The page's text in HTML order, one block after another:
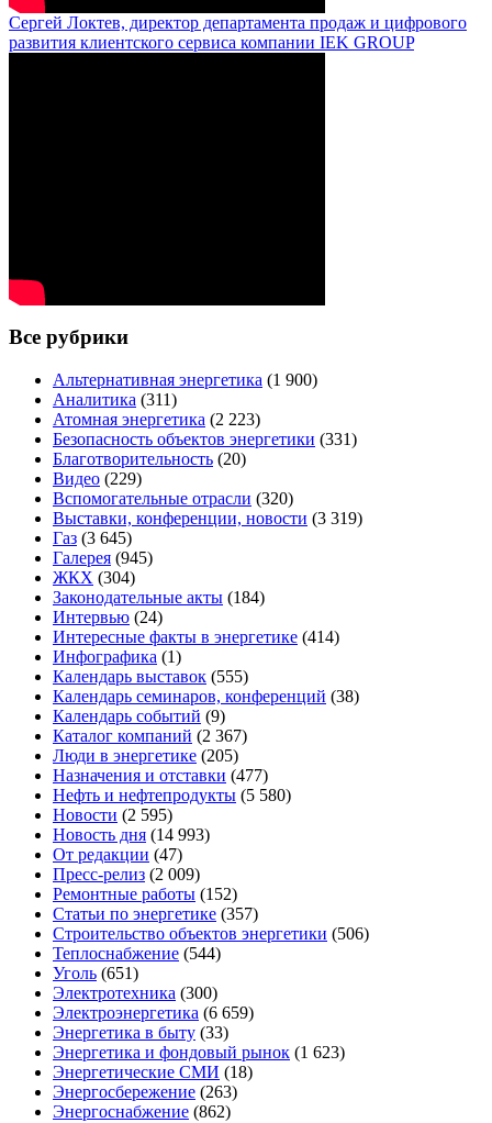
Сергей Локтев, директор департамента продаж и цифрового
развития клиентского сервиса компании IEK GROUP
Все рубрики
Альтернативная энергетика (1 900)
Аналитика (311)
Атомная энергетика (2 223)
Безопасность объектов энергетики (331)
Благотворительность (20)
Видео (229)
Вспомогательные отрасли (320)
Выставки, конференции, новости (3 319)
Газ (3 645)
Галерея (945)
ЖКХ (304)
Законодательные акты (184)
Интервью (24)
Интересные факты в энергетике (414)
Инфографика (1)
Календарь выставок (555)
Календарь семинаров, конференций (38)
Календарь событий (9)
Каталог компаний (2 367)
Люди в энергетике (205)
Назначения и отставки (477)
Нефть и нефтепродукты (5 580)
Новости (2 595)
Новость дня (14 993)
От редакции (47)
Пресс-релиз (2 009)
Ремонтные работы (152)
Статьи по энергетике (357)
Строительство объектов энергетики (506)
Теплоснабжение (544)
Уголь (651)
Электротехника (300)
Электроэнергетика (6 659)
Энергетика в быту (33)
Энергетика и фондовый рынок (1 623)
Энергетические СМИ (18)
Энергосбережение (263)
Энергоснабжение (862)